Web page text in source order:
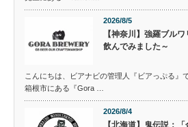
2026/8/5
【神奈川】強羅ブル
飲んでみました～
こんにちは、ビアナビの管理人『ビアっぷる』
箱根市にある『Gora …
2026/8/4
【北海道】鬼伝説：